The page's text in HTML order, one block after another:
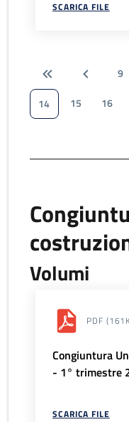
SCARICA FILE
9
14
15 16
Volumi
PDF
Congiuntura
- 1° trimestre
SCARICA FILE